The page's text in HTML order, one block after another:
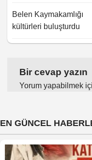
Belen Kaymakamlığı
kültürleri buluşturdu
Bir cevap yazın
Yorum yapabilmek
EN GÜNCEL